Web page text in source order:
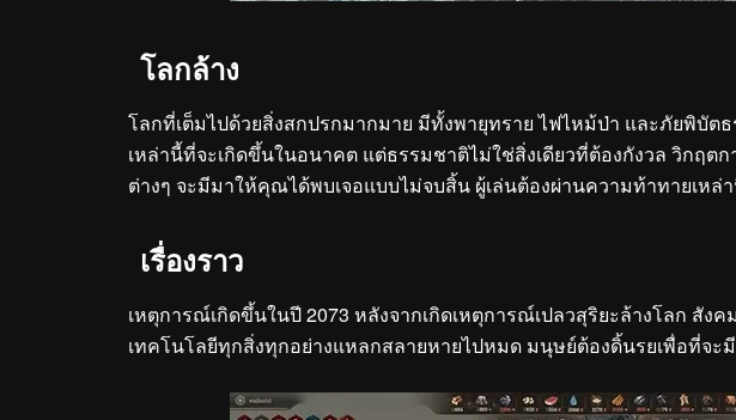
โลกล้าง
โลกที่เต็มไปด้วยสิ่งสกปรกมากมาย มีทั้งพายุทราย ไฟไหม้ป่า และภัยพิบัต
เหล่านี้ที่จะเกิดขึ้นในอนาคต แต่ธรรมชาติไม่ใช่สิ่งเดียวที่ต้องกังวล วิกฤ
ต่างๆ จะมีมาให้คุณได้พบเจอแบบไม่จบสิ้น ผู้เล่นต้องผ่านความท้าทายเหล่
เรื่องราว
เหตุการณ์เกิดขึ้นในปี 2073 หลังจากเกิดเหตุการณ์เปลวสุริยะล้างโลก สัง
เทคโนโลยีทุกสิ่งทุกอย่างแหลกสลายหายไปหมด มนุษย์ต้องดิ้นรยเพื่อที่จะ